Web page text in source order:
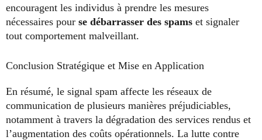
encouragent les individus à prendre les mesures
nécessaires pour se débarrasser des spams et signaler
tout comportement malveillant.
Conclusion Stratégique et Mise en Application
En résumé, le signal spam affecte les réseaux de
communication de plusieurs manières préjudiciables,
notamment à travers la dégradation des services rendus et
l’augmentation des coûts opérationnels. La lutte contre